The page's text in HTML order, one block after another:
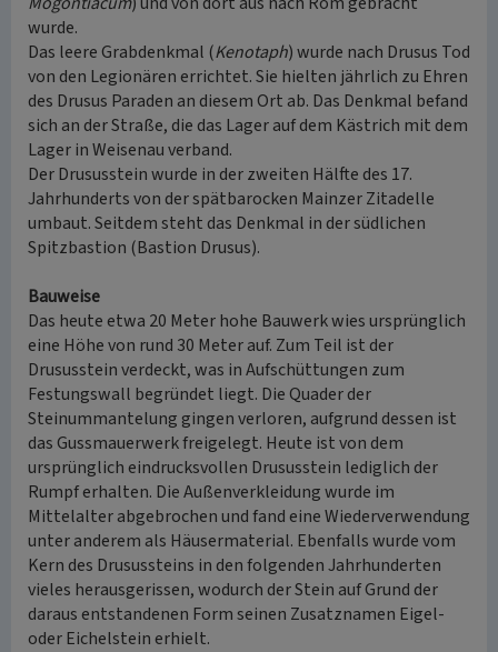
wurde.
Das leere Grabdenkmal (Kenotaph) wurde nach Drusus Tod
von den Legionären errichtet. Sie hielten jährlich zu Ehren
des Drusus Paraden an diesem Ort ab. Das Denkmal befand
sich an der Straße, die das Lager auf dem Kästrich mit dem
Lager in Weisenau verband.
Der Drususstein wurde in der zweiten Hälfte des 17.
Jahrhunderts von der spätbarocken Mainzer Zitadelle
umbaut. Seitdem steht das Denkmal in der südlichen
Spitzbastion (Bastion Drusus).
Bauweise
Das heute etwa 20 Meter hohe Bauwerk wies ursprünglich
eine Höhe von rund 30 Meter auf. Zum Teil ist der
Drususstein verdeckt, was in Aufschüttungen zum
Festungswall begründet liegt. Die Quader der
Steinummantelung gingen verloren, aufgrund dessen ist
das Gussmauerwerk freigelegt. Heute ist von dem
ursprünglich eindrucksvollen Drususstein lediglich der
Rumpf erhalten. Die Außenverkleidung wurde im
Mittelalter abgebrochen und fand eine Wiederverwendung
unter anderem als Häusermaterial. Ebenfalls wurde vom
Kern des Drusussteins in den folgenden Jahrhunderten
vieles herausgerissen, wodurch der Stein auf Grund der
daraus entstandenen Form seinen Zusatznamen Eigel-
oder Eichelstein erhielt.